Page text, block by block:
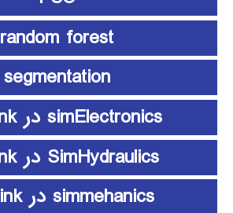
random forest
segmentation
simElectronics در Simulink
SimHydraulics در simulink
simmehanics در simulink